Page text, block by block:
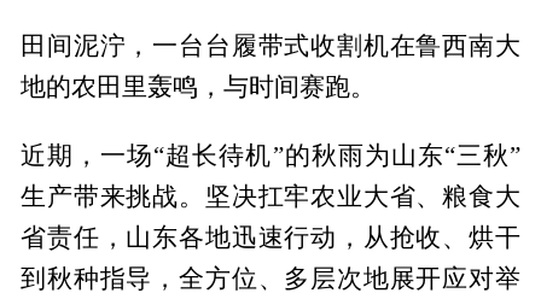
田间泥泞，一台台履带式收割机在鲁西南大
地的农田里轰鸣，与时间赛跑。
近期，一场“超长待机”的秋雨为山东“三秋”
生产带来挑战。坚决扛牢农业大省、粮食大
省责任，山东各地迅速行动，从抢收、烘干
到秋种指导，全方位、多层次地展开应对举